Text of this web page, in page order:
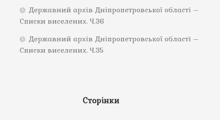
Державний архів Дніпропетровської області –
Списки виселених. Ч.36
Державний архів Дніпропетровської області –
Списки виселених. Ч.35
Сторінки